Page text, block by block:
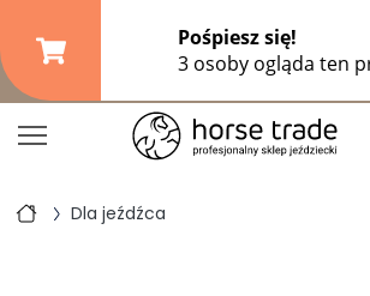
Darmowa dostawa od149,99 zł
299 złpozostałe formy
Dla jeźdźca